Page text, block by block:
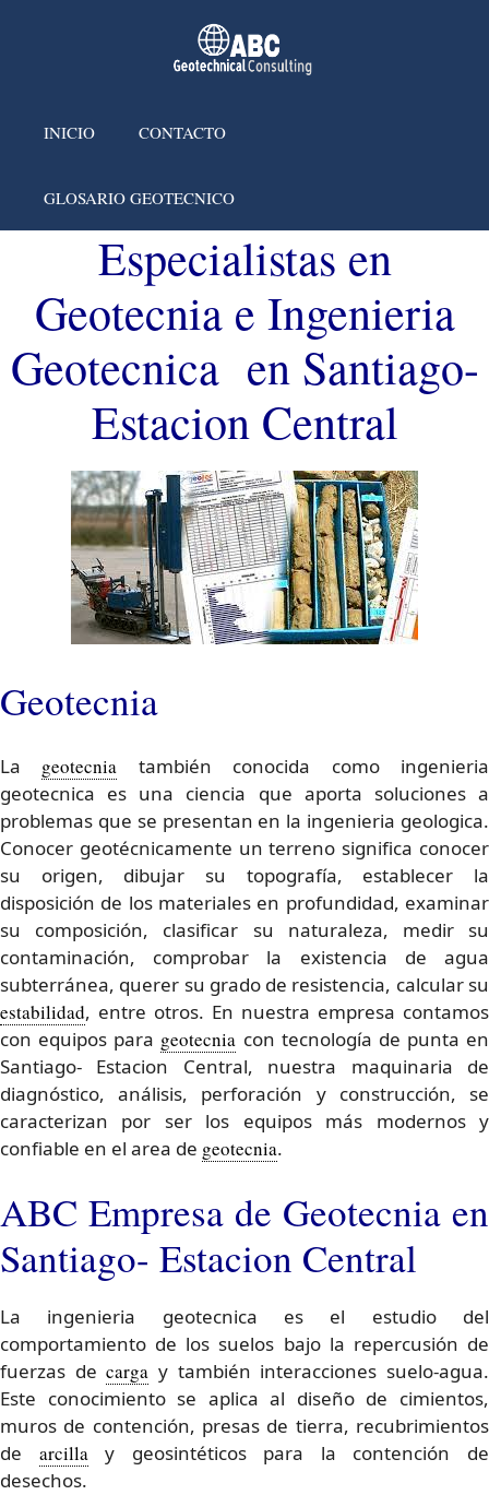
INICIO CONTACTO
GLOSARIO GEOTECNICO
Especialistas en
Geotecnia e Ingenieria
Geotecnica en Santiago-
Estacion Central
Geotecnia
La geotecnia también conocida como ingenieria
geotecnica es una ciencia que aporta soluciones a
problemas que se presentan en la ingenieria geologica.
Conocer geotécnicamente un terreno significa conocer
su origen, dibujar su topografía, establecer la
disposición de los materiales en profundidad, examinar
su composición, clasificar su naturaleza, medir su
contaminación, comprobar la existencia de agua
subterránea, querer su grado de resistencia, calcular su
estabilidad, entre otros. En nuestra empresa contamos
con equipos para geotecnia con tecnología de punta en
Santiago- Estacion Central, nuestra maquinaria de
diagnóstico, análisis, perforación y construcción, se
caracterizan por ser los equipos más modernos y
confiable en el area de geotecnia.
ABC Empresa de Geotecnia en
Santiago- Estacion Central
La ingenieria geotecnica es el estudio del
comportamiento de los suelos bajo la repercusión de
fuerzas decarga y también interacciones suelo-agua.
Este conocimiento se aplica al diseño de cimientos,
muros de contención, presas de tierra, recubrimientos
de arcillay geosintéticos para la contención de
desechos.